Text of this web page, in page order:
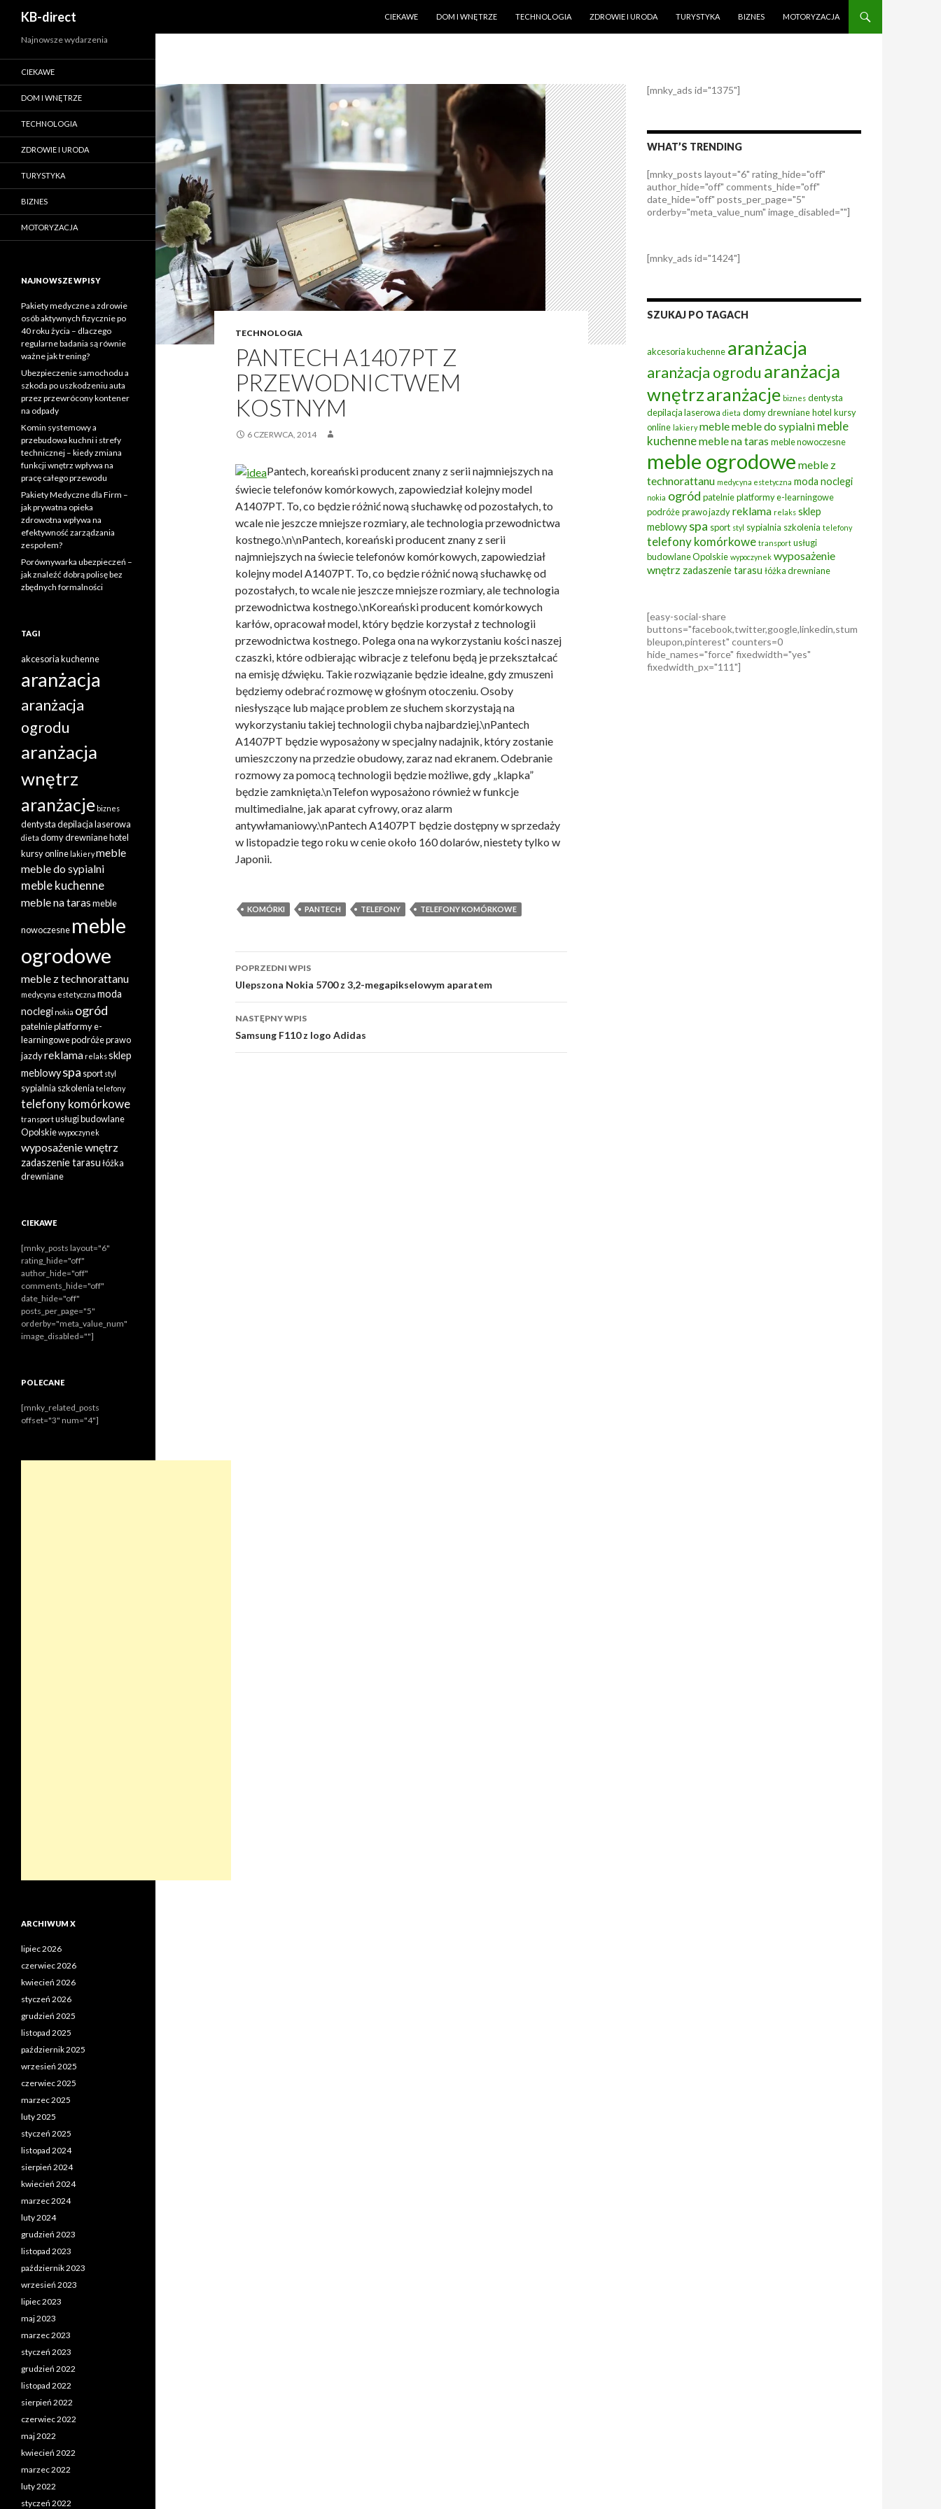
KB-direct
CIEKAWE
DOM I WNĘTRZE TECHNOLOGIA ZDROWIE I URODA TURYSTYKA BIZNES MOTORYZACJA
TECHNOLOGIA
PANTECH A1407PT Z
PRZEWODNICTWEM
KOSTNYM
6 CZERWCA, 2014
Pantech, koreański producent znany z serii najmniejszych na
świecie telefonów komórkowych, zapowiedział kolejny model
A1407PT. To, co będzie różnić nową słuchawkę od pozostałych, to
wcale nie jeszcze mniejsze rozmiary, ale technologia przewodnictwa
kostnego.\n\nPantech, koreański producent znany z serii
najmniejszych na świecie telefonów komórkowych, zapowiedział
kolejny model A1407PT. To, co będzie różnić nową słuchawkę od
pozostałych, to wcale nie jeszcze mniejsze rozmiary, ale technologia
przewodnictwa kostnego.\nKoreański producent komórkowych
karłów, opracował model, który będzie korzystał z technologii
przewodnictwa kostnego. Polega ona na wykorzystaniu kości naszej
czaszki, które odbierając wibracje z telefonu będą je przekształcać
na emisję dźwięku. Takie rozwiązanie będzie idealne, gdy zmuszeni
będziemy odebrać rozmowę w głośnym otoczeniu. Osoby
niesłyszące lub mające problem ze słuchem skorzystają na
wykorzystaniu takiej technologii chyba najbardziej.\nPantech
A1407PT będzie wyposażony w specjalny nadajnik, który zostanie
umieszczony na przedzie obudowy, zaraz nad ekranem. Odebranie
rozmowy za pomocą technologii będzie możliwe, gdy „klapka”
będzie zamknięta.\nTelefon wyposażono również w funkcje
multimedialne, jak aparat cyfrowy, oraz alarm
antywłamaniowy.\nPantech A1407PT będzie dostępny w sprzedaży
w listopadzie tego roku w cenie około 160 dolarów, niestety tylko w
Japonii.
KOMÓRKI PANTECH TELEFONY TELEFONY KOMÓRKOWE
Zobacz
wpisy
POPRZEDNI WPIS
Ulepszona Nokia 5700 z 3,2-megapikselowym aparatem
NASTĘPNY WPIS
Samsung F110 z logo Adidas
[mnky_ads id="1375"]
WHAT’S TRENDING
[mnky_posts layout="6" rating_hide="off"
author_hide="off" comments_hide="off"
date_hide="off" posts_per_page="5"
orderby="meta_value_num" image_disabled=""]
[mnky_ads id="1424"]
SZUKAJ PO TAGACH
akcesoria kuchenne aranżacja
aranżacja ogrodu aranżacja
wnętrzaranżacje biznes dentysta
depilacja laserowa dieta domy drewnianehotel kursy
online lakiery meblemeble do sypialni meble
kuchennemeble na taras meble nowoczesne
meble ogrodowe meble z
technorattanu medycyna estetyczna moda noclegi
nokia ogród patelnieplatformy e-learningowe
podróżeprawo jazdyreklama relaks sklep
meblowy spa sport styl sypialnia szkolenia telefony
telefony komórkowe transport usługi
budowlane Opolskie wypoczynek wyposażenie
wnętrz zadaszenie tarasu łóżka drewniane
[easy-social-share
buttons="facebook,twitter,google,linkedin,stum
bleupon,pinterest" counters=0
hide_names="force" fixedwidth="yes"
fixedwidth_px="111"]
Najnowsze wydarzenia
CIEKAWE
DOM I WNĘTRZE
TECHNOLOGIA
ZDROWIE I URODA
TURYSTYKA
BIZNES
MOTORYZACJA
NAJNOWSZE WPISY
Pakiety medyczne a zdrowie
osób aktywnych fizycznie po
40 roku życia – dlaczego
regularne badania są równie
ważne jak trening?
Ubezpieczenie samochodu a
szkoda po uszkodzeniu auta
przez przewrócony kontener
na odpady
Komin systemowy a
przebudowa kuchni i strefy
technicznej – kiedy zmiana
funkcji wnętrz wpływa na
pracę całego przewodu
Pakiety Medyczne dla Firm –
jak prywatna opieka
zdrowotna wpływa na
efektywność zarządzania
zespołem?
Porównywarka ubezpieczeń –
jak znaleźć dobrą polisę bez
zbędnych formalności
TAGI
akcesoria kuchenne
aranżacja
aranżacja
ogrodu
aranżacja
wnętrz
aranżacje biznes
dentystadepilacja laserowa
dieta domy drewnianehotel
kursy online lakierymeble
meble do sypialni
meble kuchenne
meble na tarasmeble
nowoczesne meble
ogrodowe
meble z technorattanu
medycyna estetyczna moda
noclegi nokia ogród
patelnieplatformy e-
learningowepodróżeprawo
jazdyreklama relakssklep
meblowyspa sport styl
sypialnia szkolenia telefony
telefony komórkowe
transportusługi budowlane
Opolskiewypoczynek
wyposażenie wnętrz
zadaszenie tarasułóżka
drewniane
CIEKAWE
[mnky_posts layout="6"
rating_hide="off"
author_hide="off"
comments_hide="off"
date_hide="off"
posts_per_page="5"
orderby="meta_value_num"
image_disabled=""]
POLECANE
[mnky_related_posts
offset="3" num="4"]
ARCHIWUM X
lipiec 2026
czerwiec 2026
kwiecień 2026
styczeń 2026
grudzień 2025
listopad 2025
październik 2025
wrzesień 2025
czerwiec 2025
marzec 2025
luty 2025
styczeń 2025
listopad 2024
sierpień 2024
kwiecień 2024
marzec 2024
luty 2024
grudzień 2023
listopad 2023
październik 2023
wrzesień 2023
lipiec 2023
maj 2023
marzec 2023
styczeń 2023
grudzień 2022
listopad 2022
sierpień 2022
czerwiec 2022
maj 2022
kwiecień 2022
marzec 2022
luty 2022
styczeń 2022